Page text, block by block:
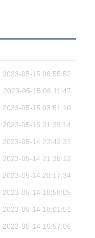
2023-05-15 06:55:52
2023-05-15 06:11:47
2023-05-15 03:51:10
2023-05-15 01:39:14
2023-05-14 22:42:31
2023-05-14 21:35:12
2023-05-14 20:17:34
2023-05-14 18:58:05
2023-05-14 18:01:51
2023-05-14 16:57:06